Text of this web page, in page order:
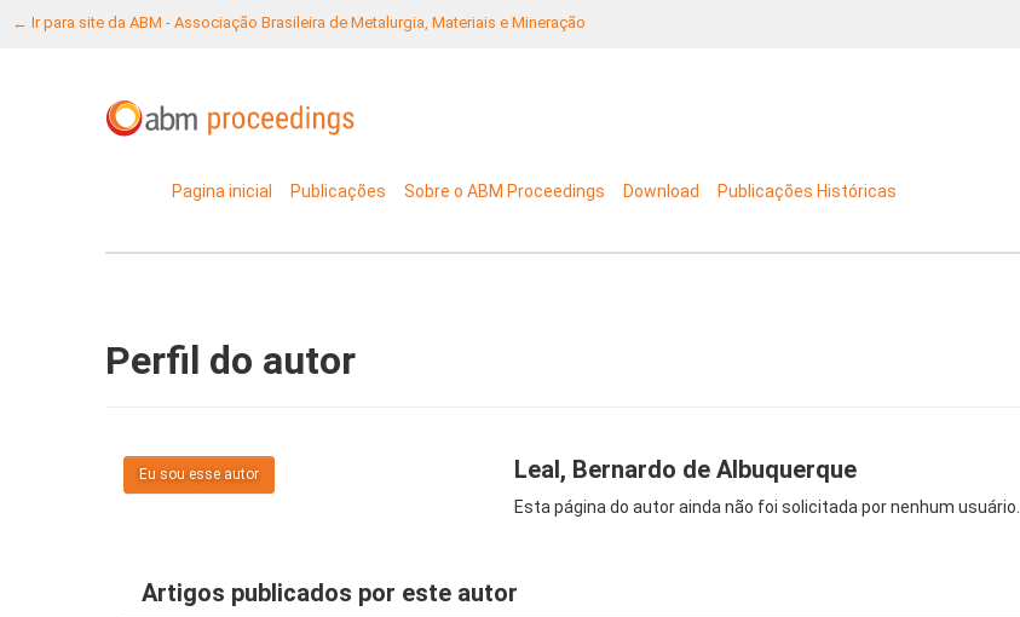
← Ir para site da ABM - Associação Brasileira de Metalurgia, Materiais e Mineração
Pagina inicial Publicações Sobre o ABM Proceedings Download Publicações Históricas
Perfil do autor
Eu sou esse autor Leal, Bernardo de Albuquerque
Esta página do autor ainda não foi solicitada por nenhum usuário.
Artigos publicados por este autor